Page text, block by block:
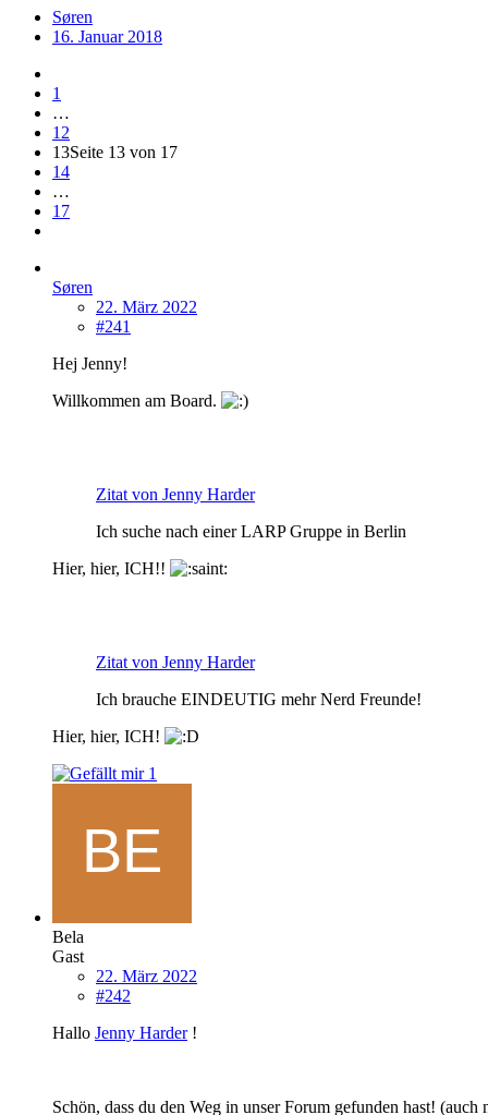
Søren
16. Januar 2018
1
…
12
13Seite 13 von 17
14
…
17
Søren
22. März 2022
#241
Hej Jenny!
Willkommen am Board.
Zitat von Jenny Harder
Ich suche nach einer LARP Gruppe in Berlin
Hier, hier, ICH!!
Zitat von Jenny Harder
Ich brauche EINDEUTIG mehr Nerd Freunde!
Hier, hier, ICH!
1
Bela
Gast
22. März 2022
#242
Hallo Jenny Harder!
Schön, dass du den Weg in unser Forum gefunden hast!